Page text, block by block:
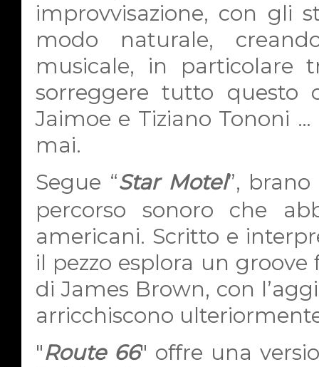
improvvisazione, con gli
modo naturale,
musicale, in particolare
sorreggere tutto questo
Jaimoe e Tiziano Tononi
mai.
Segue “Star Motel”,
percorso sonoro che
americani. Scritto e
il pezzo esplora un
di James Brown, con
arricchiscono
"Route 66" offre una